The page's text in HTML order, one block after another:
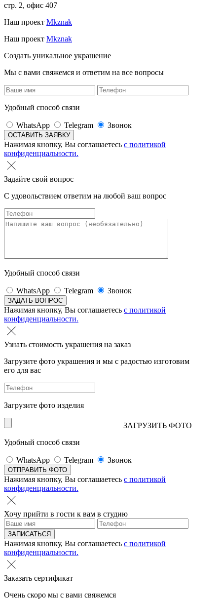
стр. 2, офис 407
Наш проект Mkznak
Наш проект Mkznak
Создать уникальное украшение
Мы с вами свяжемся и ответим на все вопросы
Удобный способ связи
WhatsApp Telegram Звонок
Нажимая кнопку, Вы соглашаетесь с политикой
конфиденциальности.
Задайте свой вопрос
С удовольствием ответим на любой ваш вопрос
Удобный способ связи
WhatsApp Telegram Звонок
Нажимая кнопку, Вы соглашаетесь с политикой
конфиденциальности.
Узнать стоимость украшения на заказ
Загрузите фото украшения и мы с радостью изготовим
его для вас
Загрузите фото изделия
ЗАГРУЗИТЬ ФОТО
Удобный способ связи
WhatsApp Telegram Звонок
Нажимая кнопку, Вы соглашаетесь с политикой
конфиденциальности.
Хочу прийти в гости к вам в студию
Нажимая кнопку, Вы соглашаетесь с политикой
конфиденциальности.
Заказать сертификат
Очень скоро мы с вами свяжемся